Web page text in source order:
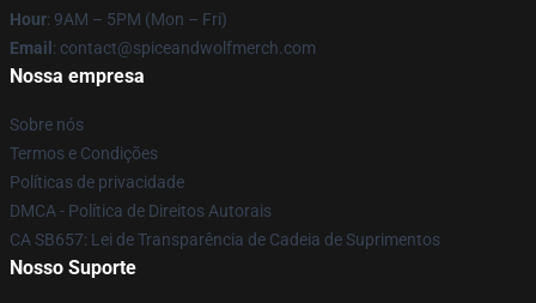
Hour: 9AM – 5PM (Mon – Fri)
Email : contact@spiceandwolfmerch.com
Nossa empresa
Sobre nós
Termos e Condições
Políticas de privacidade
DMCA - Política de Direitos Autorais
CA SB657: Lei de Transparência de Cadeia de Suprimentos
Nosso Suporte